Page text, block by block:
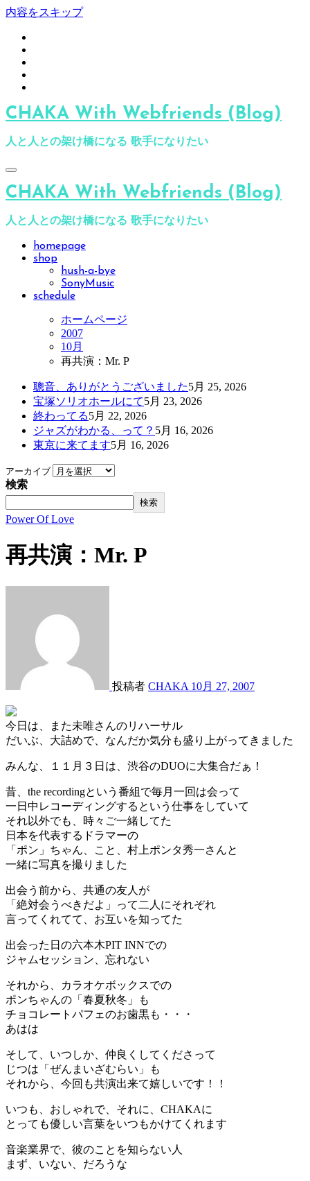
内容をスキップ
CHAKA With Webfriends (Blog)
人と人との架け橋になる 歌手になりたい
CHAKA With Webfriends (Blog)
人と人との架け橋になる 歌手になりたい
homepage
shop
hush-a-bye
SonyMusic
schedule
ホームページ
2007
10月
再共演：Mr. P
聰音、ありがとうございました5月 25, 2026
宝塚ソリオホールにて5月 23, 2026
終わってる5月 22, 2026
ジャズがわかる、って？ 5月 16, 2026
東京に来てます5月 16, 2026
アーカイブ
検索
検索
Power Of Love
再共演：Mr. P
投稿者 CHAKA 10月 27, 2007
今日は、また未唯さんのリハーサル
だいぶ、大詰めで、なんだか気分も盛り上がってきました
みんな、１１月３日は、渋谷のDUOに大集合だぁ！
昔、the recordingという番組で毎月一回は会って
一日中レコーディングするという仕事をしていて
それ以外でも、時々ご一緒してた
日本を代表するドラマーの
「ポン」ちゃん、こと、村上ポンタ秀一さんと
一緒に写真を撮りました
出会う前から、共通の友人が
「絶対会うべきだよ」って二人にそれぞれ
言ってくれてて、お互いを知ってた
出会った日の六本木PIT INNでの
ジャムセッション、忘れない
それから、カラオケボックスでの
ポンちゃんの「春夏秋冬」も
チョコレートパフェのお歯黒も・・・
あはは
そして、いつしか、仲良くしてくださって
じつは「ぜんまいざむらい」も
それから、今回も共演出来て嬉しいです！！
いつも、おしゃれで、それに、CHAKAに
とっても優しい言葉をいつもかけてくれます
音楽業界で、彼のことを知らない人
まず、いない、だろうな